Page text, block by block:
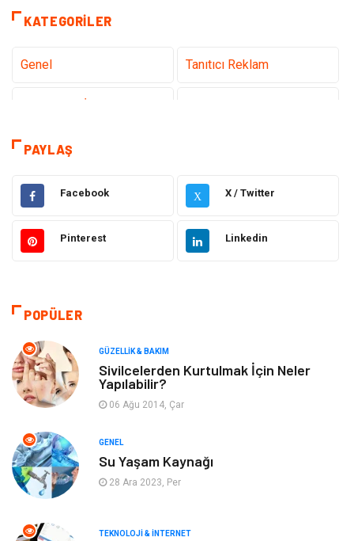
KATEGORILER
Genel Tanıtıcı Reklam
Eğitim & Kariyer
Gündem Hukuk
Moda Sağlıklı Yaşam
Bilgisayar & Yazılım
Makine
Giyim
Yeme & İçme
Keyif & Hobi Organizasyon
PAYLAŞ
Facebook X X / Twitter
Pinterest Linkedin
POPÜLER
GÜZELLIK & BAKIM
Sivilcelerden Kurtulmak İçin Neler
Yapılabilir?
06 Ağu 2014, Çar
GENEL
Su Yaşam Kaynağı
28 Ara 2023, Per
TEKNOLOJI & İNTERNET